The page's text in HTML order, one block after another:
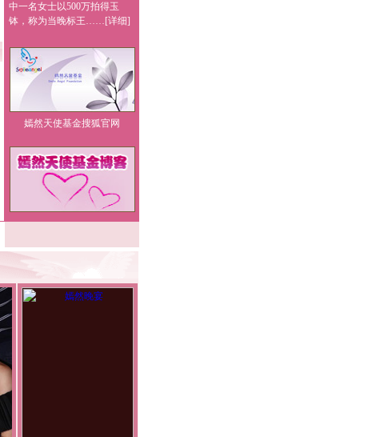
张纪中老练沉稳
中一名女士以500万拍得玉
钵，称为当晚标王…… [详细]
嫣然天使基金搜狐官网